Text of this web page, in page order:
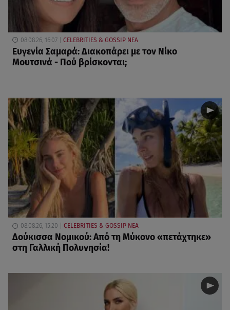
08.08.26, 16:07 CELEBRITIES & GOSSIP ΝΕΑ
Ευγενία Σαμαρά: Διακοπάρει με τον Νίκο
Μουτσινά - Πού βρίσκονται;
08.08.26, 15:20 CELEBRITIES & GOSSIP ΝΕΑ
Δούκισσα Νομικού: Από τη Μύκονο «πετάχτηκε»
στη Γαλλική Πολυνησία!